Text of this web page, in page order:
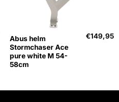
Abus helm
Stormchaser Ace
pure white M 54-
58cm
€149,95